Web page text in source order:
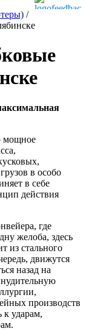
/
мощное
в особо
в себе
действия
где
желоба, здесь
из стального
движутся
назад на
производств
к ударам,